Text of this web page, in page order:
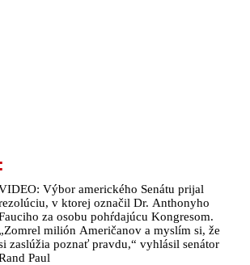
Výbor amerického Senátu prijal
v ktorej označil Dr. Anthonyho
za osobu pohŕdajúcu Kongresom.
„Zomrel milión Američanov a myslím si, že
zaslúžia poznať pravdu,“ vyhlásil senátor
Paul